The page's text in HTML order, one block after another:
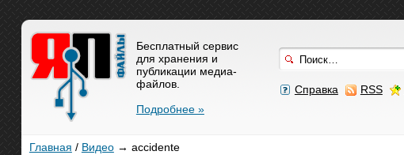
Справка RSS
Бесплатный сервис
для хранения и
публикации медиа-
файлов.
Подробнее »
Главная / Видео→ accidente